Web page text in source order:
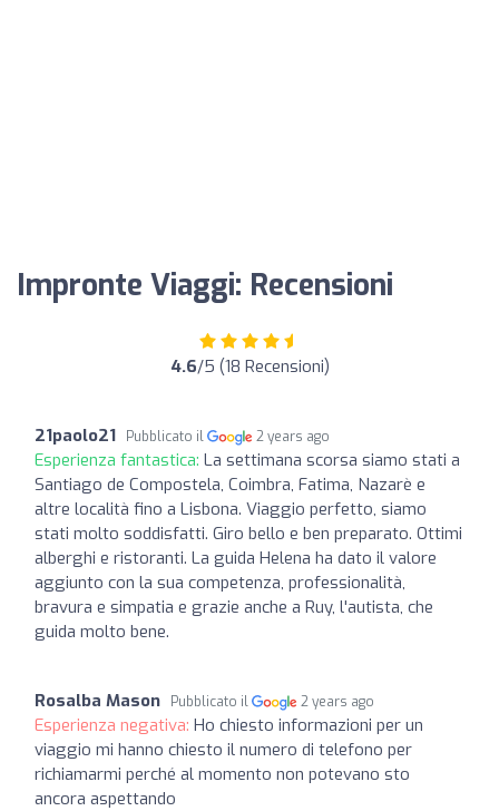
Impronte Viaggi: Recensioni
4.6/5 (18 Recensioni)
21paolo21 Pubblicato il 2 years ago
Esperienza fantastica: La settimana scorsa siamo stati a
Santiago de Compostela, Coimbra, Fatima, Nazarè e
altre località fino a Lisbona. Viaggio perfetto, siamo
stati molto soddisfatti. Giro bello e ben preparato. Ottimi
alberghi e ristoranti. La guida Helena ha dato il valore
aggiunto con la sua competenza, professionalità,
bravura e simpatia e grazie anche a Ruy, l'autista, che
guida molto bene.
Rosalba Mason Pubblicato il 2 years ago
Esperienza negativa: Ho chiesto informazioni per un
viaggio mi hanno chiesto il numero di telefono per
richiamarmi perché al momento non potevano sto
ancora aspettando